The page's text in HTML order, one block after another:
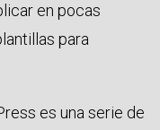
en pocas
para
es una serie de